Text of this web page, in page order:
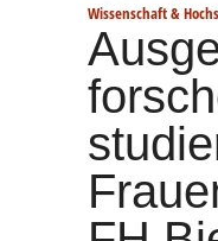
Wissenschaft &